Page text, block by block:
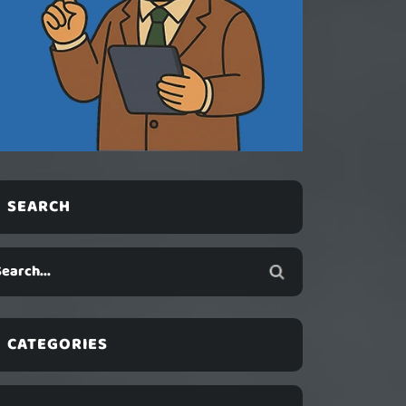
SEARCH
CATEGORIES